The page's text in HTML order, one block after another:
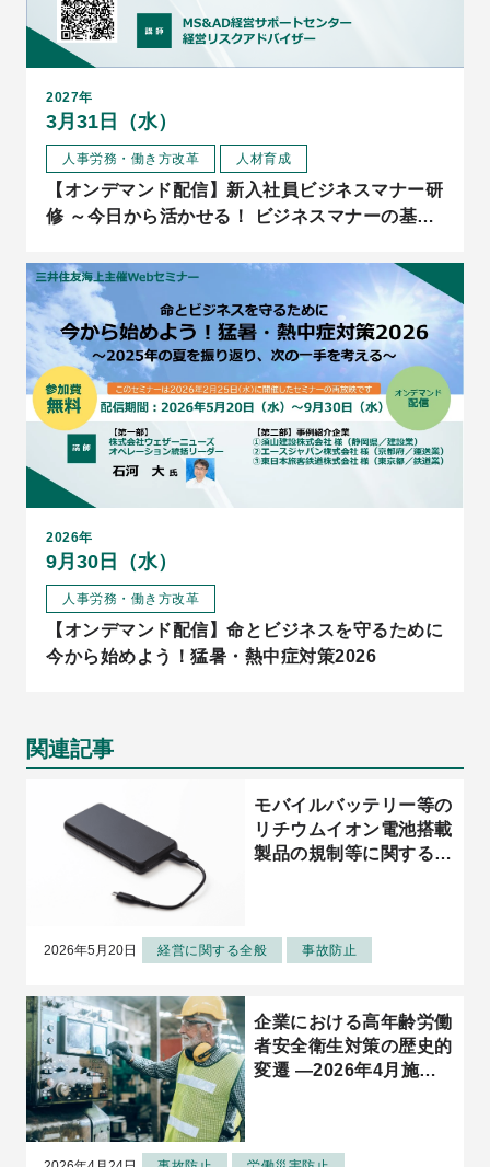
2027年
3月31日（水）
人事労務・働き方改革 人材育成
【オンデマンド配信】新入社員ビジネスマナー研
修 ～今日から活かせる！ ビジネスマナーの基本
2026年
9月30日（水）
人事労務・働き方改革
【オンデマンド配信】命とビジネスを守るために
今から始めよう！猛暑・熱中症対策2026
関連記事
モバイルバッテリー等の
リチウムイオン電池搭載
製品の規制等に関する最
2026年5月20日 経営に関する全般 事故防止
企業における高年齢労働
者安全衛生対策の歴史的
変遷 ―2026年4月施行